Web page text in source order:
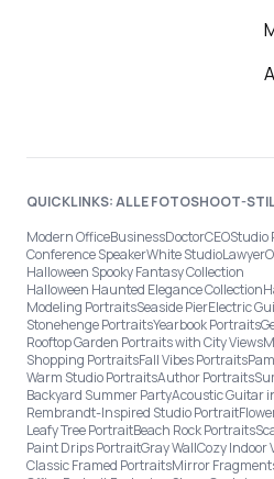
QUICKLINKS: ALLE FOTOSHOOT-
Modern OfficeBusinessDoctorCEOStudio
Conference SpeakerWhite StudioLawyer
Halloween Spooky Fantasy Collection
Halloween Haunted Elegance Collection
Modeling PortraitsSeaside PierElectric
Stonehenge PortraitsYearbook Portraits
Rooftop Garden Portraits with City Views
Shopping PortraitsFall Vibes Portraits
Warm Studio PortraitsAuthor Portraits
Backyard Summer PartyAcoustic Guitar
Rembrandt-Inspired Studio Portrait
Leafy Tree PortraitBeach Rock Portraits
Paint Drips PortraitGray WallCozy Indoor
Classic Framed PortraitsMirror